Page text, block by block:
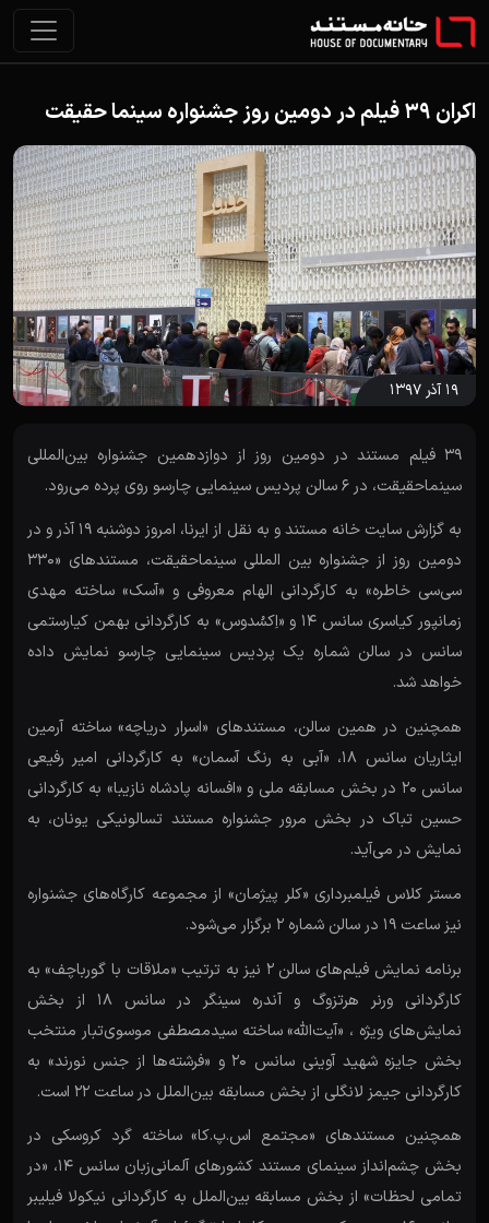
اکران 39 فیلم در دومین روز جشنواره سینما حقیقت
۱۹ آذر ۱۳۹۷
39 فیلم مستند در دومین روز از دوازدهمین جشنواره بین‌المللی
سینماحقیقت، در 6 سالن پردیس سینمایی چارسو روی پرده می‌رود.
به گزارش سایت خانه مستند و به نقل از ایرنا، امروز دوشنبه 19 آذر و در
دومین روز از جشنواره بین المللی سینماحقیقت، مستندهای «330
سی‌سی خاطره» به کارگردانی الهام معروفی و «آسک» ساخته مهدی
زمانپور‌ کیاسری سانس 14 و «اِکسُدوس» به کارگردانی بهمن کیارستمی
سانس در سالن شماره یک پردیس سینمایی چارسو نمایش داده
خواهد شد.
همچنین در همین سالن، مستندهای «اسرار دریاچه» ساخته آرمین
ایثاریان سانس 18، «آبی به رنگ آسمان» به کارگردانی امیر رفیعی
سانس 20 در بخش مسابقه ملی و «افسانه پادشاه نازیبا» به کارگردانی
حسین تباک در بخش مرور جشنواره مستند تسالونیکی یونان، به
نمایش در می‌آید.
مستر کلاس فیلمبرداری «کلر پیژمان» از مجموعه کارگاه‌های جشنواره
نیز ساعت 19 در سالن شماره 2 برگزار می‌شود.
برنامه نمایش فیلم‌های سالن 2 نیز به ترتیب «ملاقات با گورباچف» به
کارگردانی ورنر هرتزوگ و آندره سینگر در سانس 18 از بخش
نمایش‌های ویژه ، «آیت‌الله» ساخته سیدمصطفی موسوی‌تبار منتخب
بخش جایزه شهید آوینی سانس 20 و «فرشته‌ها از جنس نورند» به
کارگردانی جیمز لانگلی از بخش مسابقه بین‌الملل در ساعت 22 است.
همچنین مستندهای «مجتمع اس.‌پ.‌کا» ساخته گرد کروسکی در
بخش چشم‌انداز سینمای مستند کشورهای آلمانی‌زبان سانس 14، «در
تمامی لحظات» از بخش مسابقه بین‌الملل به کارگردانی نیکولا فیلیبر